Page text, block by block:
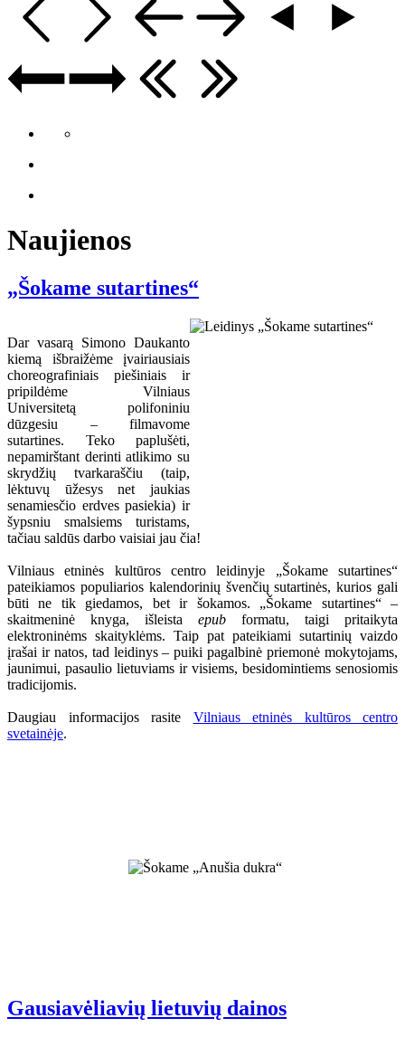
Naujienos
„Šokame sutartines“
Dar vasarą Simono Daukanto
kiemą išbraižėme įvairiausiais
choreografiniais piešiniais ir
pripildėme Vilniaus
Universitetą polifoniniu
dūzgesiu – filmavome
sutartines. Teko paplušėti,
nepamirštant derinti atlikimo su
skrydžių tvarkaraščiu (taip,
lėktuvų ūžesys net jaukias
senamiesčio erdves pasiekia) ir
šypsniu smalsiems turistams,
tačiau saldūs darbo vaisiai jau čia!
Vilniaus etninės kultūros centro leidinyje „Šokame sutartines“
pateikiamos populiarios kalendorinių švenčių sutartinės, kurios gali
būti ne tik giedamos, bet ir šokamos. „Šokame sutartines“ –
skaitmeninė knyga, išleista epub formatu, taigi pritaikyta
elektroninėms skaityklėms. Taip pat pateikiami sutartinių vaizdo
įrašai ir natos, tad leidinys – puiki pagalbinė priemonė mokytojams,
jaunimui, pasaulio lietuviams ir visiems, besidomintiems senosiomis
tradicijomis.
Daugiau informacijos rasite Vilniaus etninės kultūros centro
svetainėje.
Gausiavėliavių lietuvių dainos